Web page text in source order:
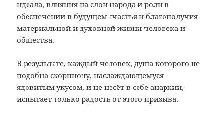
идеала, влияния на слои народа и роли в
обеспечении в будущем счастья и благополучия
материальной и духовной жизни человека и
общества.
В результате, каждый человек, душа которого не
подобна скорпиону, наслаждающемуся
ядовитым укусом, и не несёт в себе анархии,
испытает только радость от этого призыва.